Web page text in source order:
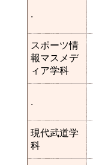
.
スポーツ情
報マスメデ
ィア学科
.
現代武道学
科